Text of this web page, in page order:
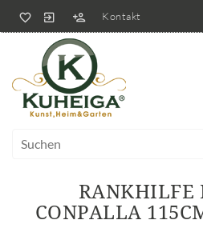
Kontakt
RANKHILFE
CONPALLA